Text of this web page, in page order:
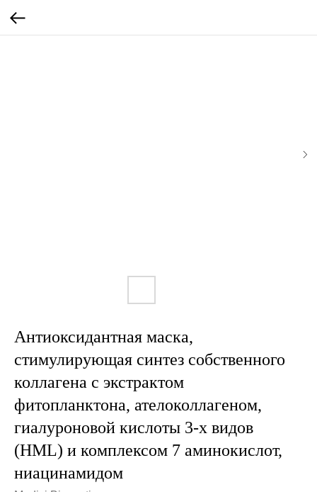
Антиоксидантная маска,
стимулирующая синтез собственного
коллагена с экстрактом
фитопланктона, ателоколлагеном,
гиалуроновой кислоты 3-х видов
(HML) и комплексом 7 аминокислот,
ниацинамидом